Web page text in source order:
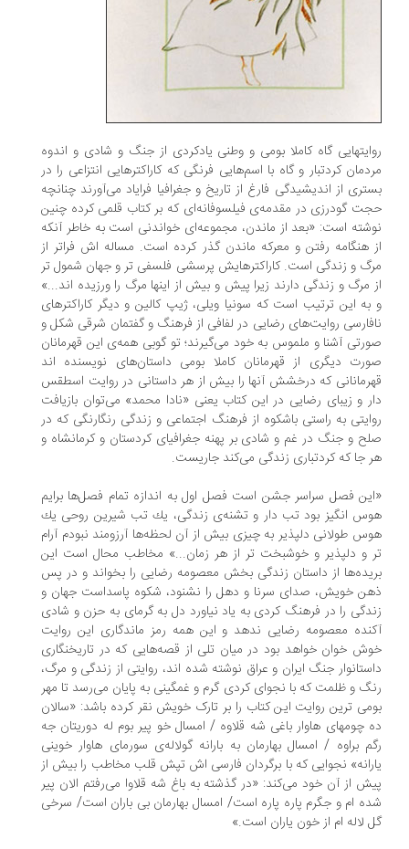
روایتهایی گاه کاملا بومی و وطنی یادکردی از جنگ و شادی و اندوه
مردمان کردتبار و گاه با اسم‌هایی فرنگی که کاراکترهایی انتزاعی را در
بستری از اندیشیدگی فارغ از تاریخ و جغرافیا فرایاد می‌‌آورند چنانچه
حجت گودرزی در مقدمه‌ی فیلسوفانه‌ای که بر کتاب قلمی کرده چنین
نوشته است: «بعد از ماندن، مجموعه‌ای خواندنی است به خاطر آنکه
از هنگامه رفتن و معرکه ماندن گذر کرده است. مساله اش فراتر از
مرگ و زندگی است. کاراکترهایش پرسشی فلسفی تر و جهان شمول تر
از مرگ و زندگی دارند زیرا پیش و بیش از اینها مرگ را ورزیده اند...»
و به این ترتیب است که سونیا ویلی، ژیپ کالین و دیگر کاراکترهای
نافارسی روایت‌های رضایی در لفافی از فرهنگ و گفتمان شرقی شکل و
صورتی آشنا و ملموس به خود می‌گیرند؛ تو گوبی همه‌ی این قهرمانان
صورت دیگری از قهرمانان کاملا بومی داستان‌های نویسنده اند
قهرمانانی که درخشش آنها را بیش از هر داستانی در روایت اسطقس
دار و زیبای رضایی در این کتاب یعنی «نادا محمد» می‌توان بازیافت
روایتی به راستی باشکوه از فرهنگ اجتماعی و زندگی رنگارنگی که در
صلح و جنگ در غم و شادی بر پهنه جغرافیای کردستان و کرمانشاه و
هر جا که کردتباری زندگی می‌کند جاریست.
«این فصل سراسر جشن است فصل اول به اندازه تمام فصل‌ها برایم
هوس انگیز بود تب دار و تشنه‌ی زندگی، یك تب شیرین روحی يك
هوس طولانی دلپذیر به چیزی بیش از آن لحظه‌ها آرزومند نبودم آرام
تر و دلپذیر و خوشبخت تر از هر زمان...» مخاطب محال است این
بریده‌ها از داستان زندگی بخش معصومه رضایی را بخواند و در پس
ذهن خویش، صدای سرنا و دهل را نشنود، شکوه پاسداست جهان و
زندگی را در فرهنگ کردی به یاد نیاورد دل به گرمای به حزن و شادی
آکنده معصومه رضایی ندهد و این همه رمز ماندگاری این روایت
خوش خوان خواهد بود در میان تلی از قصه‌هایی که در تاریخنگاری
داستانوار جنگ ایران و عراق نوشته شده اند، روایتی از زندگی و مرگ،
رنگ و ظلمت که با نجوای کردی گرم و غمگینی به پایان می‌رسد تا مهر
بومی ترین روایت این کتاب را بر تارک خویش نقر کرده باشد: «سالان
ده چومهای هاوار باغی شه قلاوه / امسال خو پیر بوم له دوریتان جه
رگم براوه / امسال بهارمان به بارانه گولاله‌ی سورمای هاوار خوینی
یارانه» نجوایی که با برگردان فارسی اش تپش قلب مخاطب را بیش از
پیش از آن خود می‌کند: «در گذشته به باغ شه قلاوا می‌رفتم الان پیر
شده ام و جگرم پاره پاره است/ امسال بهارمان بی باران است/ سرخی
گل لاله ام از خون یاران است.»